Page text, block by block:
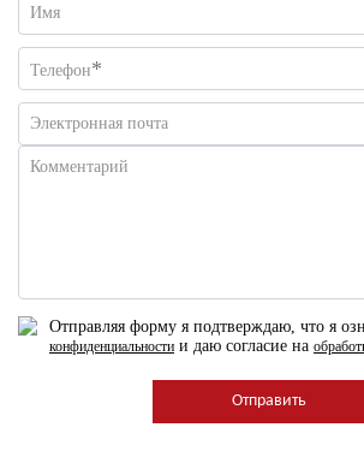
Имя
Телефон*
Электронная почта
Комментарий
Отправляя форму я подтверждаю, что я
конфиденциальности и даю согласие на